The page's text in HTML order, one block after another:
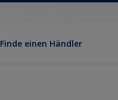
Finde einen Händler